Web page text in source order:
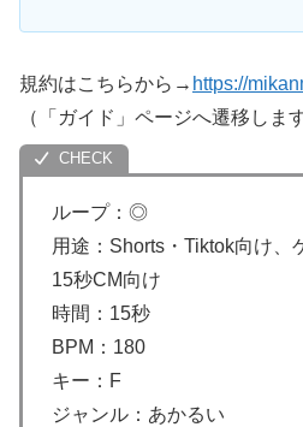
規約はこちらから→ https://
（「ガイド」ページへ遷移します
ループ：◎
用途：Shorts・Tiktok向け、
15秒CM向け
時間：15秒
BPM：180
キー：F
ジャンル：あかるい